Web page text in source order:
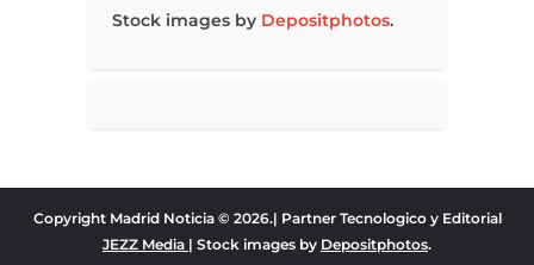
Stock images by Depositphotos.
Copyright Madrid Noticia © 2026.| Partner Tecnologico y Editorial
JEZZ Media | Stock images by Depositphotos.